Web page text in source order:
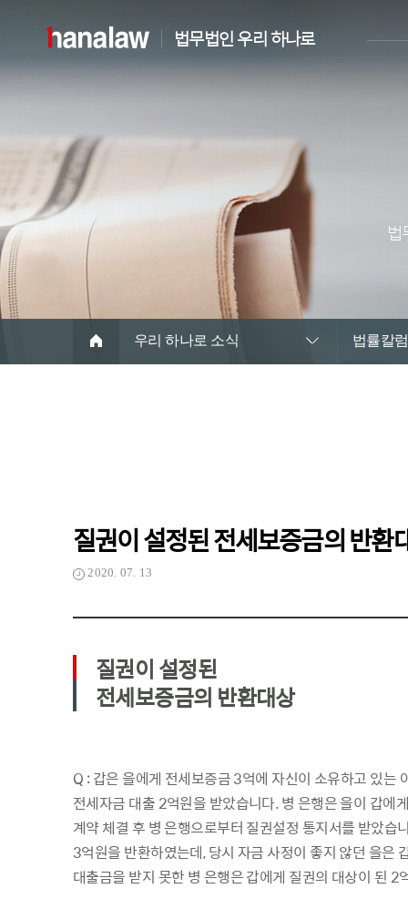
법무법인 우리 하나로
법
우리 하나로 소식 법률칼럼
질권이 설정된 전세보증금의 반환
2020. 07. 13
질권이 설정된
전세보증금의 반환대상
Q : 갑은 을에게 전세보증금 3억에 자신이 소유하고 있는
전세자금 대출 2억원을 받았습니다. 병 은행은 을이 갑에
계약 체결 후 병 은행으로부터 질권설정 통지서를 받았
3억원을 반환하였는데, 당시 자금 사정이 좋지 않던 을은
대출금을 받지 못한 병 은행은 갑에게 질권의 대상이 된